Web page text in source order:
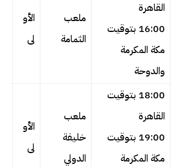
القاهرة
16:00 بتوقيت
مكة المكرمة
والدوحة
ملعب
الثمامة
الأو
لى
18:00 بتوقيت
القاهرة
19:00 بتوقيت
مكة المكرمة
ملعب
خليفة
الدولي
الأو
لى